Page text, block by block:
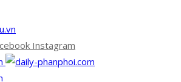
Instagram